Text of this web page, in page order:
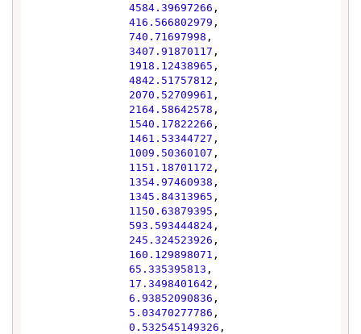
4584.39697266 ,
416.566802979 ,
740.71697998 ,
3407.91870117 ,
1918.12438965 ,
4842.51757812 ,
2070.52709961 ,
2164.58642578 ,
1540.17822266 ,
1461.53344727 ,
1009.50360107 ,
1151.18701172 ,
1354.97460938 ,
1345.84313965 ,
1150.63879395 ,
593.593444824 ,
245.324523926 ,
160.129898071 ,
65.335395813 ,
17.3498401642 ,
6.93852090836 ,
5.03470277786 ,
0.532545149326 ,